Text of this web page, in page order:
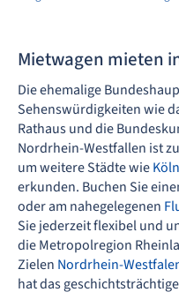
Mietwagen mieten
Die ehemalige
Sehenswürdigkeiten wie
Rathaus und die
Nordrhein-Westfallen ist
um weitere Städte wieKöln
erkunden. Buchen Sie
oder am nahegelegenen
Sie jederzeit flexibel und
die Metropolregion
Zielen Nordrhein-
hat das